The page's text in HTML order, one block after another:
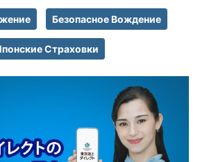
Безопасное Вождение
Страховки